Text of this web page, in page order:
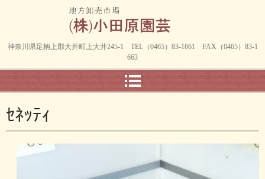
神奈川県足柄上郡大井町上大井245-1 TEL（0465）83-1661 FAX（0465）83-1
663
ｾﾈｯﾃｨ